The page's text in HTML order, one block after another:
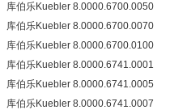
库伯乐Kuebler 8.0000.6700.0050
库伯乐Kuebler 8.0000.6700.0070
库伯乐Kuebler 8.0000.6700.0100
库伯乐Kuebler 8.0000.6741.0001
库伯乐Kuebler 8.0000.6741.0005
库伯乐Kuebler 8.0000.6741.0007